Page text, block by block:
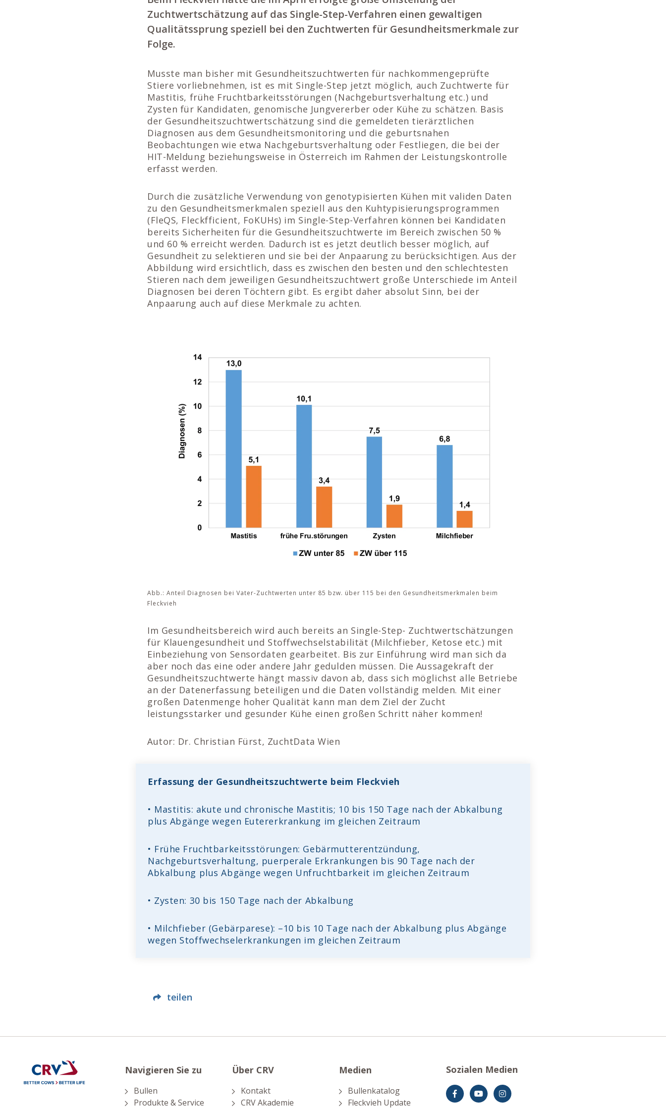
Zuchtwertschätzung auf das Single-Step-Verfahren einen gewaltigen
Qualitätssprung speziell bei den Zuchtwerten für Gesundheitsmerkmale zur
Folge.
Musste man bisher mit Gesundheitszuchtwerten für nachkommengeprüfte
Stiere vorliebnehmen, ist es mit Single-Step jetzt möglich, auch Zuchtwerte für
Mastitis, frühe Fruchtbarkeitsstörungen (Nachgeburtsverhaltung etc.) und
Zysten für Kandidaten, genomische Jungvererber oder Kühe zu schätzen. Basis
der Gesundheitszuchtwertschätzung sind die gemeldeten tierärztlichen
Diagnosen aus dem Gesundheitsmonitoring und die geburtsnahen
Beobachtungen wie etwa Nachgeburtsverhaltung oder Festliegen, die bei der
HIT-Meldung beziehungsweise in Österreich im Rahmen der Leistungskontrolle
erfasst werden.
Durch die zusätzliche Verwendung von genotypisierten Kühen mit validen Daten
zu den Gesundheitsmerkmalen speziell aus den Kuhtypisierungsprogrammen
(FleQS, Fleckfficient, FoKUHs) im Single-Step-Verfahren können bei Kandidaten
bereits Sicherheiten für die Gesundheitszuchtwerte im Bereich zwischen 50 %
und 60 % erreicht werden. Dadurch ist es jetzt deutlich besser möglich, auf
Gesundheit zu selektieren und sie bei der Anpaarung zu berücksichtigen. Aus der
Abbildung wird ersichtlich, dass es zwischen den besten und den schlechtesten
Stieren nach dem jeweiligen Gesundheitszuchtwert große Unterschiede im Anteil
Diagnosen bei deren Töchtern gibt. Es ergibt daher absolut Sinn, bei der
Anpaarung auch auf diese Merkmale zu achten.
Abb.: Anteil Diagnosen bei Vater-Zuchtwerten unter 85 bzw. über 115 bei den Gesundheitsmerkmalen beim
Fleckvieh
Im Gesundheitsbereich wird auch bereits an Single-Step- Zuchtwertschätzungen
für Klauengesundheit und Stoffwechselstabilität (Milchfieber, Ketose etc.) mit
Einbeziehung von Sensordaten gearbeitet. Bis zur Einführung wird man sich da
aber noch das eine oder andere Jahr gedulden müssen. Die Aussagekraft der
Gesundheitszuchtwerte hängt massiv davon ab, dass sich möglichst alle Betriebe
an der Datenerfassung beteiligen und die Daten vollständig melden. Mit einer
großen Datenmenge hoher Qualität kann man dem Ziel der Zucht
leistungsstarker und gesunder Kühe einen großen Schritt näher kommen!
Autor: Dr. Christian Fürst, ZuchtData Wien
Erfassung der Gesundheitszuchtwerte beim Fleckvieh
• Mastitis: akute und chronische Mastitis; 10 bis 150 Tage nach der Abkalbung
plus Abgänge wegen Eutererkrankung im gleichen Zeitraum
• Frühe Fruchtbarkeitsstörungen: Gebärmutterentzündung,
Nachgeburtsverhaltung, puerperale Erkrankungen bis 90 Tage nach der
Abkalbung plus Abgänge wegen Unfruchtbarkeit im gleichen Zeitraum
• Zysten: 30 bis 150 Tage nach der Abkalbung
• Milchfieber (Gebärparese): –10 bis 10 Tage nach der Abkalbung plus Abgänge
wegen Stoffwechselerkrankungen im gleichen Zeitraum
teilen
Navigieren Sie zu
Bullen
Produkte & Service
Über CRV
Kontakt
CRV Akademie
Medien
Bullenkatalog
Fleckvieh Update
Sozialen Medien